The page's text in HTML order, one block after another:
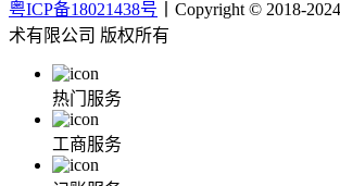
粤ICP备18021438号 丨Copyright © 2018-
术有限公司 版权所有
热门服务
工商服务